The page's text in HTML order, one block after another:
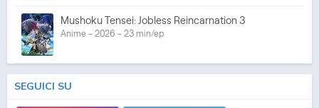
Mushoku Tensei: Jobless Reincarnation 3
Anime - 2026 - 23 min/ep
SEGUICI SU